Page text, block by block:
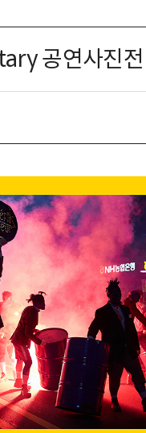
공연사진전